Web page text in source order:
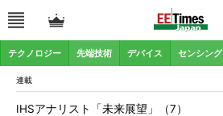
テクノロジー 先端技術 デバイス センシング
連載
IHSアナリスト「未来展望」（7）